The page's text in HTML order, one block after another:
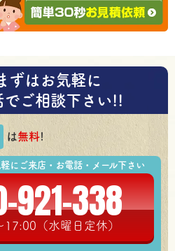
ずはお気軽に
でご相談下さい!!
は無料!
にご来店・お電話・メール下さい
921-338
（水曜日定休）